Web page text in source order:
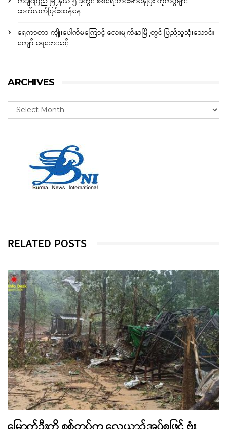
ဆက်လက်ပြင်းထန်နေ
ရေကာတာ ကျိုးပေါက်မှုကြောင့် လေးမျက်နှာမြို့တွင် ပြည်သူသုံးသောင်း
ကျော် ရေဘေးသင့်
ARCHIVES
RELATED POSTS